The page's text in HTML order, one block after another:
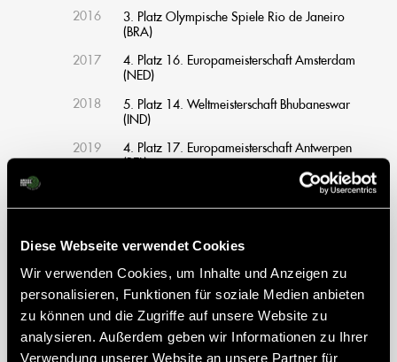
Diese Webseite verwendet Cookies
Wir verwenden Cookies, um Inhalte und Anzeigen zu
personalisieren, Funktionen für soziale Medien anbieten
zu können und die Zugriffe auf unsere Website zu
analysieren. Außerdem geben wir Informationen zu Ihrer
Verwendung unserer Website an unsere Partner für
2016
3. Platz Olympische Spiele Rio de Janeiro
(BRA)
2017
4. Platz 16. Europameisterschaft Amsterdam
(NED)
2018
5. Platz 14. Weltmeisterschaft Bhubaneswar
(IND)
2019
4. Platz 17. Europameisterschaft Antwerpen
(BEL)
2. Platz 18. Europameisterschaft Amsterdam
(NED)
Steckbrief